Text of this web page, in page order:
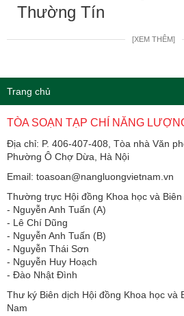
Thường Tín
[XEM THÊM]
Trang chủ
TÒA SOẠN TẠP CHÍ NĂNG
Địa chỉ: P. 406-407-408, Tòa nhà Văn
Phường Ô Chợ Dừa, Hà Nội
Email: toasoan@nangluongvietnam.vn
Thường trực Hội đồng Khoa học và Biên
​​​​​​- Nguyễn Anh Tuấn (A)
- Lê Chí Dũng
- Nguyễn Anh Tuấn (B)
- Nguyễn Thái Sơn
- Nguyễn Huy Hoạch
- Đào Nhật Đình
Thư ký Biên dịch Hội đồng Khoa học và
Nam